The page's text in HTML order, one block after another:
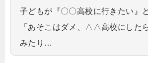
子どもが『〇〇高校に行きたい』
「あそこはダメ、△△高校にした
みたり…